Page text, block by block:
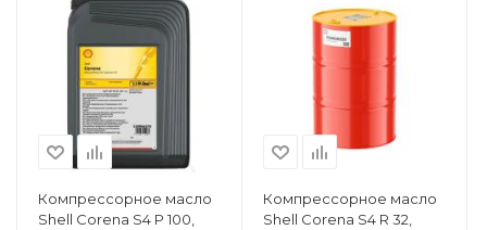
Компрессорное масло
Shell Corena S4 P 100,
Компрессорное масло
Shell Corena S4 R 32,